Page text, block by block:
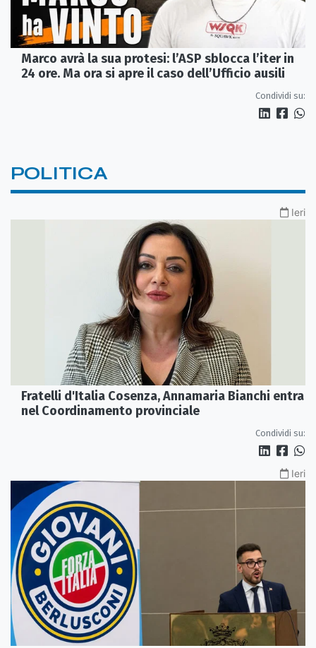
Marco avrà la sua protesi: l’ASP sblocca l’iter in
24 ore. Ma ora si apre il caso dell’Ufficio ausili
Condividi su:
POLITICA
Ieri
Fratelli d'Italia Cosenza, Annamaria Bianchi entra
nel Coordinamento provinciale
Condividi su:
Ieri